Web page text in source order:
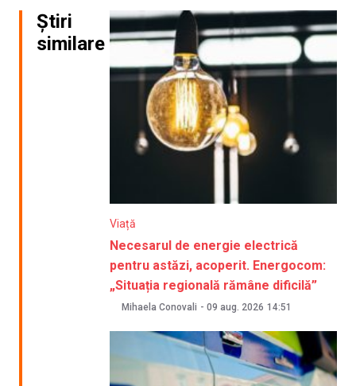
Știri
similare
Viață
Necesarul de energie electrică
pentru astăzi, acoperit. Energocom:
„Situația regională rămâne dificilă”
Mihaela Conovali - 09 aug. 2026 14:51